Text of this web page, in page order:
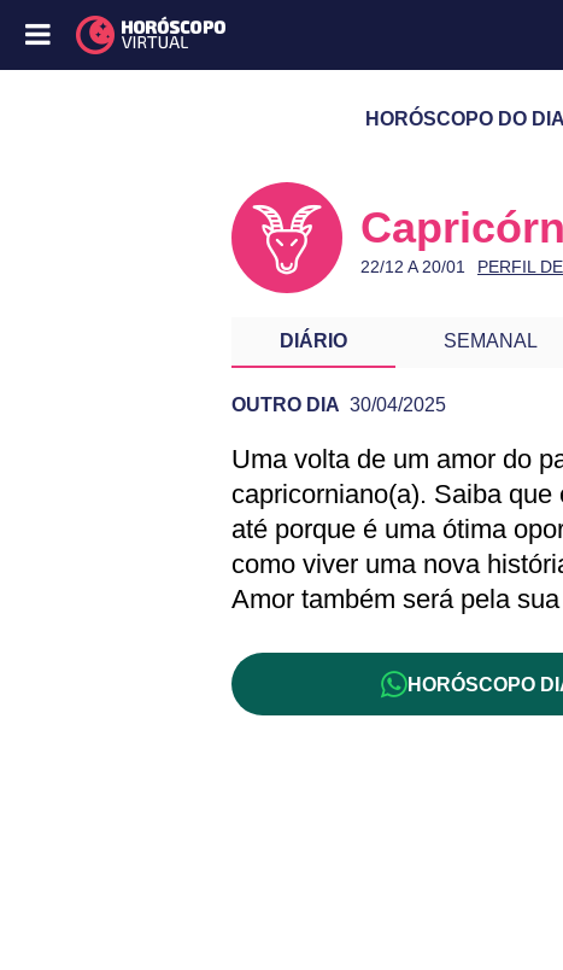
HORÓSCOPO DO
22/12 A 20/01 PERFIL
DIÁRIO SEMANAL
OUTRO DIA 30/04/2025
PREVISÃO DE
Uma volta de um amor do
capricorniano(a). Saiba
até porque é uma ótima
como viver uma nova
Amor também será pela
HORÓSCOPO